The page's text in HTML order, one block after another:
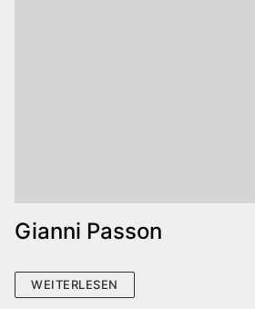
Gianni Passon
WEITERLESEN